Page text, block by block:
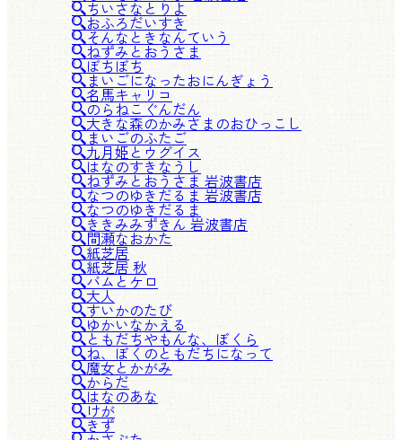
ちいさなとりよ
おふろだいすき
そんなときなんていう
ねずみとおうさま
ぼちぼち
まいごになったおにんぎょう
名馬キャリコ
のらねこぐんだん
大きな森のかみさまのおひっこし
まいごのふたご
九月姫とウグイス
はなのすきなうし
ねずみとおうさま 岩波書店
なつのゆきだるま 岩波書店
なつのゆきだるま
ききみみずきん 岩波書店
間瀬なおかた
紙芝居
紙芝居 秋
バムとケロ
大人
すいかのたび
ゆかいなかえる
ともだちやもんな、ぼくら
ね、ぼくのともだちになって
魔女とかがみ
からだ
はなのあな
けが
きず